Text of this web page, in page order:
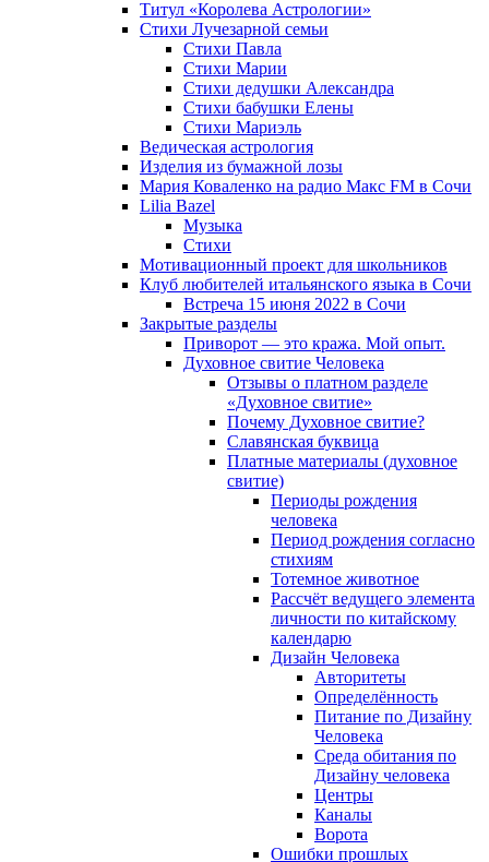
Титул «Королева Астрологии»
Стихи Лучезарной семьи
Стихи Павла
Стихи Марии
Стихи дедушки Александра
Стихи бабушки Елены
Стихи Мариэль
Ведическая астрология
Изделия из бумажной лозы
Мария Коваленко на радио Maкс FM в Сочи
Lilia Bazel
Музыка
Cтихи
Мотивационный проект для школьников
Клуб любителей итальянского языка в Сочи
Встреча 15 июня 2022 в Сочи
Закрытые разделы
Приворот — это кража. Мой опыт.
Духовное свитие Человека
Отзывы о платном разделе
«Духовное свитие»
Почему Духовное свитие?
Славянская буквица
Платные материалы (духовное
свитие)
Периоды рождения
человека
Период рождения согласно
стихиям
Тотемное животное
Рассчёт ведущего элемента
личности по китайскому
календарю
Дизайн Человека
Авторитеты
Определённость
Питание по Дизайну
Человека
Среда обитания по
Дизайну человека
Центры
Каналы
Ворота
Ошибки прошлых